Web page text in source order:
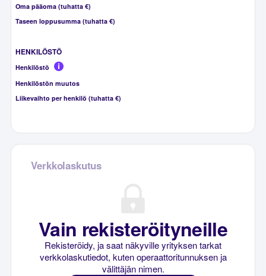
Oma pääoma (tuhatta €)
Taseen loppusumma (tuhatta €)
HENKILÖSTÖ
Henkilöstö
Henkilöstön muutos
Liikevaihto per henkilö (tuhatta €)
Verkkolaskutus
Vain rekisteröityneille
Rekisteröidy, ja saat näkyville yrityksen tarkat
verkkolaskutiedot, kuten operaattoritunnuksen ja
välittäjän nimen.